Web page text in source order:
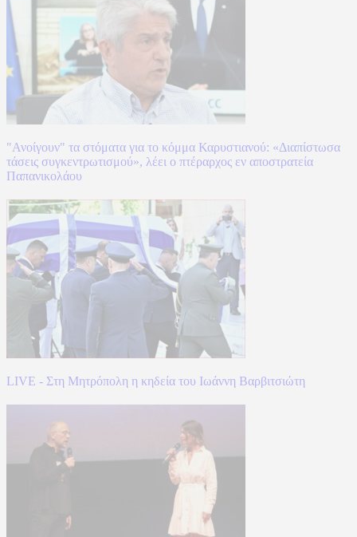
"Ανοίγουν" τα στόματα για το κόμμα Καρυστιανού: «Διαπίστωσα
τάσεις συγκεντρωτισμού», λέει ο πτέραρχος εν αποστρατεία
Παπανικολάου
LIVE - Στη Μητρόπολη η κηδεία του Ιωάννη Βαρβιτσιώτη